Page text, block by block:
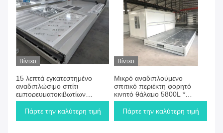
Βίντεο
15 λεπτά εγκατεστημένο
αναδιπλώσιμο σπίτι
εμπορευματοκιβωτίων
προκατασκευασμένα κινητά
σπίτια για το εργοτάξιο και
Πάρτε την καλύτερη τιμή
Βίντεο
Μικρό αναδιπλούμενο
σπιτικό περιέκτη φορητό
κινητό θάλαμο 5800L *
2560W * 2480H mm
Πάρτε την καλύτερη τιμή